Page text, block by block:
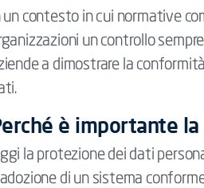
un contesto in cui normative
un controllo
a dimostrare la
è importante
la protezione dei dati
di un sistema